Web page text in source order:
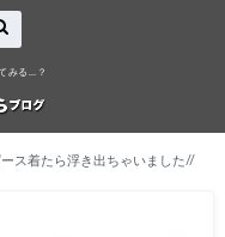
みる…？
ース着たら浮き出ちゃいました//